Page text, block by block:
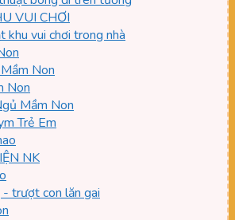
VUI CHƠI
khu vui chơi trong nhà
Non
Non
Mầm Non
Trẻ Em
NK
trượt con lăn gai